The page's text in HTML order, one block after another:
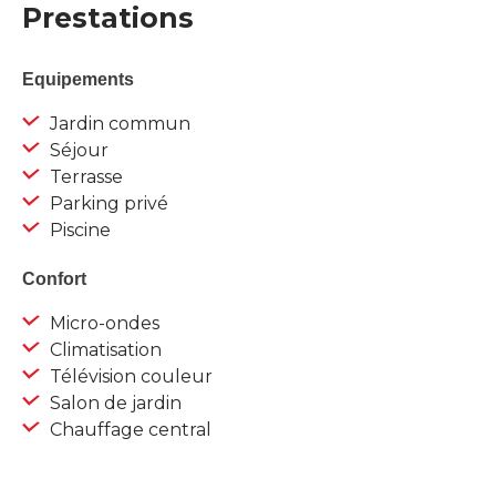
Prestations
Equipements
Jardin commun
Séjour
Terrasse
Parking privé
Piscine
Confort
Micro-ondes
Climatisation
Télévision couleur
Salon de jardin
Chauffage central